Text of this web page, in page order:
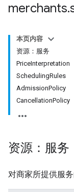
merchants.
本页内容
资源：服务
PriceInterpretation
SchedulingRules
AdmissionPolicy
CancellationPolicy
资源：服务
对商家所提供服务